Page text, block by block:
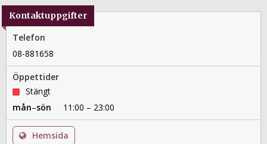
Kontaktuppgifter
Telefon
08-881658
Öppettider
Stängt
mån–sön 11:00 – 23:00
Hemsida